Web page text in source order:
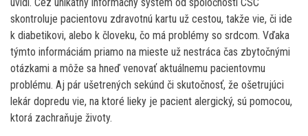
skontroluje pacientovu zdravotnú kartu už cestou, takže vie, či ide
k diabetikovi, alebo k človeku, čo má problémy so srdcom. Vďaka
týmto informáciám priamo na mieste už nestráca čas zbytočnými
otázkami a môže sa hneď venovať aktuálnemu pacientovmu
problému. Aj pár ušetrených sekúnd či skutočnosť, že ošetrujúci
lekár dopredu vie, na ktoré lieky je pacient alergický, sú pomocou,
ktorá zachraňuje životy.